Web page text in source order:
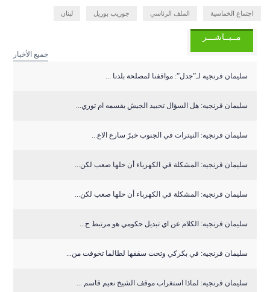
اجتماع الخماسية الملف الرئاسي جوزيب بوريل لبنان
مــبــاشـــر
جميع الأخبار
سليمان فرنجيه لـ”جدل”: مواقفنا لمصلحة بلدنا ...
سليمان فرنجيه: هل السؤال تحييد الجيش يقسمه ام توري...
سليمان فرنجيه: النيترات في الجنوب خبرٌ سارع الاع...
سليمان فرنجيه: المشكلة في الكهرباء أن حلها صعب لكن...
سليمان فرنجيه: المشكلة في الكهرباء أن حلها صعب لكن...
سليمان فرنجيه: الكلام عن اي تبديل حكومي هو مرتبط ح...
سليمان فرنجيه: في بكركي وتحت سقفها لطالما تخوفت من...
سليمان فرنجيه: لماذا استغراب موقف الشيخ نعيم قاسم ...